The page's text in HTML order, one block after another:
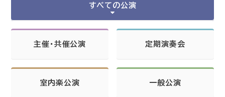
すべての公演
定期演奏会
主催・共催公演
一般公演
室内楽公演